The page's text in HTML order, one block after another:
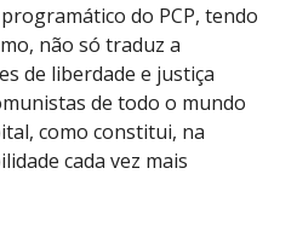
do PCP, tendo
não só traduz a
de liberdade e justiça
de todo o mundo
como constitui, na
cada vez mais